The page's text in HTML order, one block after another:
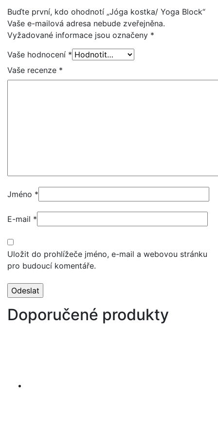
Buďte první, kdo ohodnotí „Jóga kostka/ Yoga Block“
Vaše e-mailová adresa nebude zveřejněna.
Vyžadované informace jsou označeny *
Vaše hodnocení *
Vaše recenze *
Jméno *
E-mail *
Uložit do prohlížeče jméno, e-mail a webovou stránku
pro budoucí komentáře.
Doporučené produkty